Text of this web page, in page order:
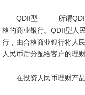
QDII型———所谓QDII，
格的商业银行。QDII型人
行，由合格商业银行将人
人民币后分配给客户的理财
在投资人民币理财产品